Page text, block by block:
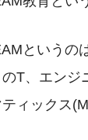
というの
T、エンジ
ィックス